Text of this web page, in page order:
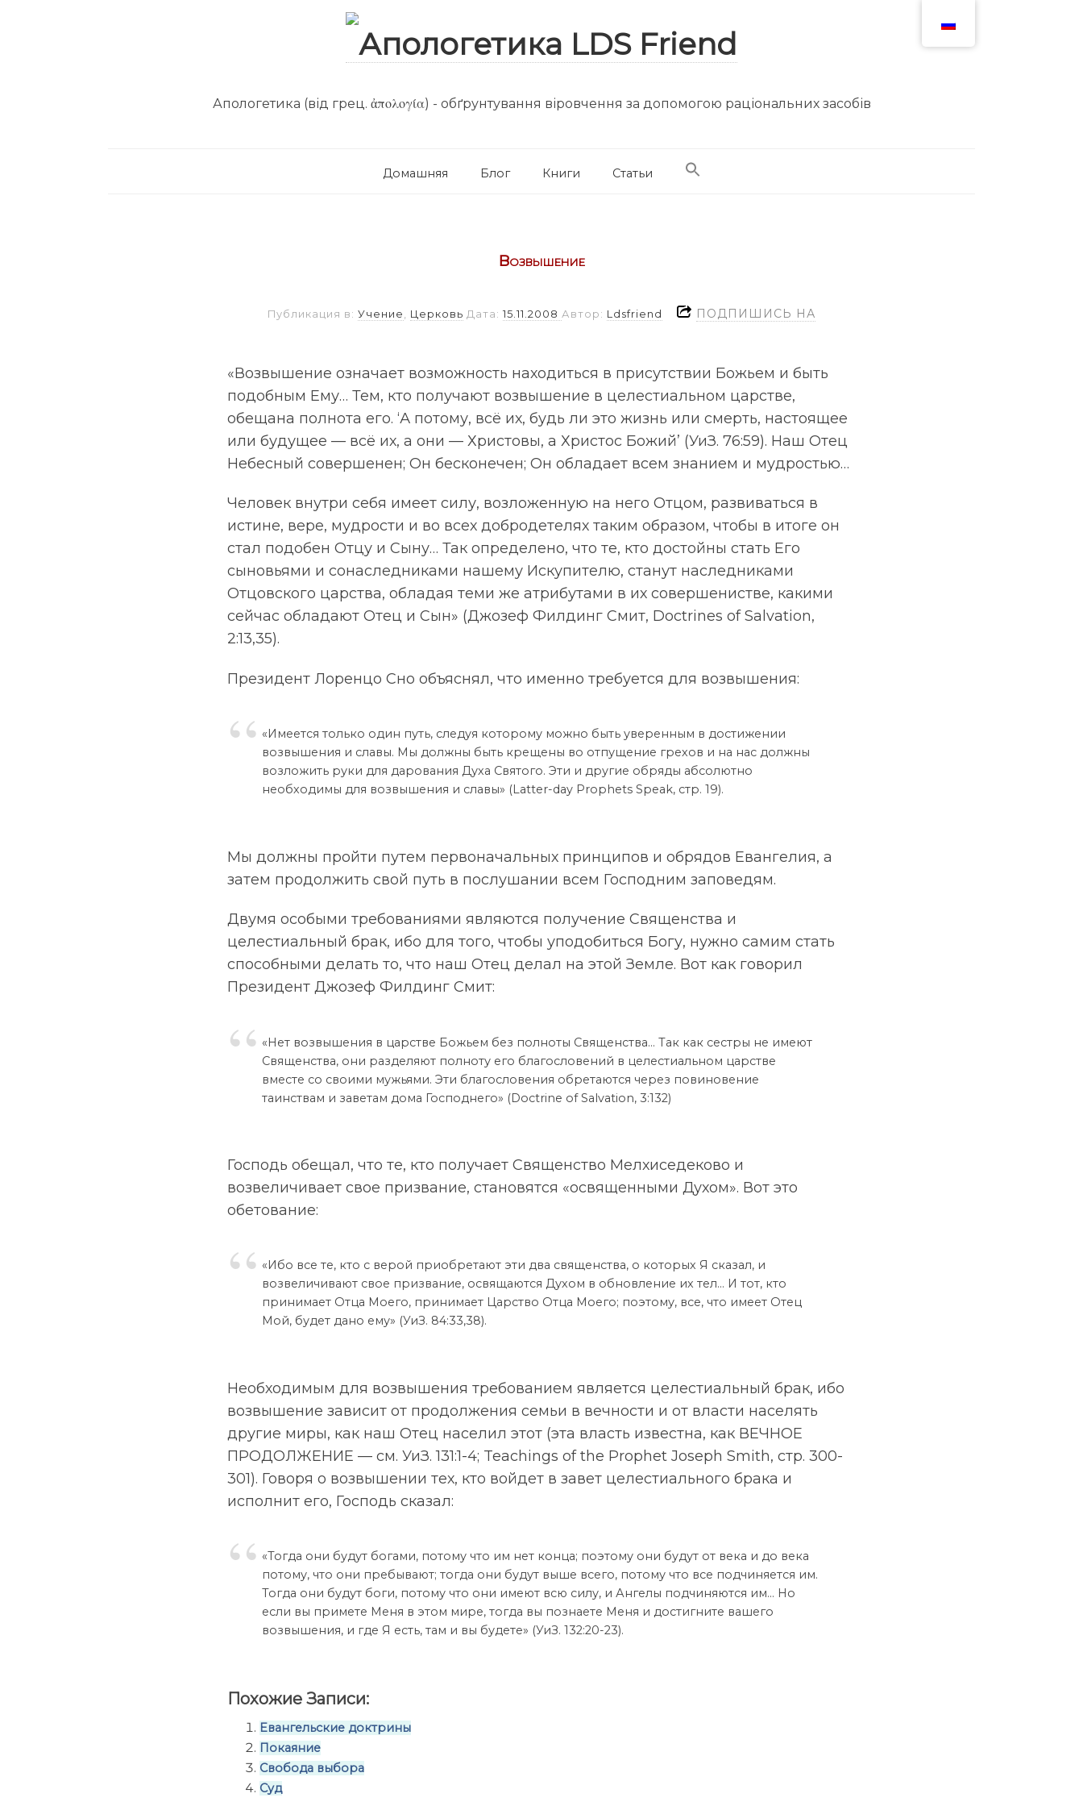
Апологетика (від грец. ἀπολογία) - обґрунтування віровчення за допомогою раціональних засобів
Домашняя Блог Книги Статьи
Возвышение
Публикация в: Учение Церковь Дата: 15.11.2008 Автор: Ldsfriend ПОДПИШИСЬ НА
«Возвышение означает возможность находиться в присутствии Божьем и быть
подобным Ему… Тем, кто получают возвышение в целестиальном царстве,
обещана полнота его. ‘А потому, всё их, будь ли это жизнь или смерть, настоящее
или будущее — всё их, а они — Христовы, а Христос Божий’ (УиЗ. 76:59). Наш Отец
Небесный совершенен; Он бесконечен; Он обладает всем знанием и мудростью…
Человек внутри себя имеет силу, возложенную на него Отцом, развиваться в
истине, вере, мудрости и во всех добродетелях таким образом, чтобы в итоге он
стал подобен Отцу и Сыну… Так определено, что те, кто достойны стать Его
сыновьями и сонаследниками нашему Искупителю, станут наследниками
Отцовского царства, обладая теми же атрибутами в их совершенистве, какими
сейчас обладают Отец и Сын» (Джозеф Филдинг Смит, Doctrines of Salvation,
2:13,35).
Президент Лоренцо Сно объяснял, что именно требуется для возвышения:
«Имеется только один путь, следуя которому можно быть уверенным в достижении
возвышения и славы. Мы должны быть крещены во отпущение грехов и на нас должны
возложить руки для дарования Духа Святого. Эти и другие обряды абсолютно
необходимы для возвышения и славы» (Latter-day Prophets Speak, стр. 19).
Мы должны пройти путем первоначальных принципов и обрядов Евангелия, а
затем продолжить свой путь в послушании всем Господним заповедям.
Двумя особыми требованиями являются получение Священства и
целестиальный брак, ибо для того, чтобы уподобиться Богу, нужно самим стать
способными делать то, что наш Отец делал на этой Земле. Вот как говорил
Президент Джозеф Филдинг Смит:
«Нет возвышения в царстве Божьем без полноты Священства… Так как сестры не имеют
Священства, они разделяют полноту его благословений в целестиальном царстве
вместе со своими мужьями. Эти благословения обретаются через повиновение
таинствам и заветам дома Господнего» (Doctrine of Salvation, 3:132)
Господь обещал, что те, кто получает Священство Мелхиседеково и
возвеличивает свое призвание, становятся «освященными Духом». Вот это
обетование:
«Ибо все те, кто с верой приобретают эти два священства, о которых Я сказал, и
возвеличивают свое призвание, освящаются Духом в обновление их тел… И тот, кто
принимает Отца Моего, принимает Царство Отца Моего; поэтому, все, что имеет Отец
Мой, будет дано ему» (УиЗ. 84:33,38).
Необходимым для возвышения требованием является целестиальный брак, ибо
возвышение зависит от продолжения семьи в вечности и от власти населять
другие миры, как наш Отец населил этот (эта власть известна, как ВЕЧНОЕ
ПРОДОЛЖЕНИЕ — см. УиЗ. 131:1-4; Teachings of the Prophet Joseph Smith, стр. 300-
301). Говоря о возвышении тех, кто войдет в завет целестиального брака и
исполнит его, Господь сказал:
«Тогда они будут богами, потому что им нет конца; поэтому они будут от века и до века
потому, что они пребывают; тогда они будут выше всего, потому что все подчиняется им.
Тогда они будут боги, потому что они имеют всю силу, и Ангелы подчиняются им… Но
если вы примете Меня в этом мире, тогда вы познаете Меня и достигните вашего
возвышения, и где Я есть, там и вы будете» (УиЗ. 132:20-23).
Похожие Записи:
Евангельские доктрины
Покаяние
Свобода выбора
Суд